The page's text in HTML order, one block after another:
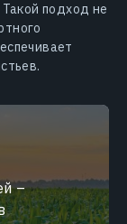
подход не
–